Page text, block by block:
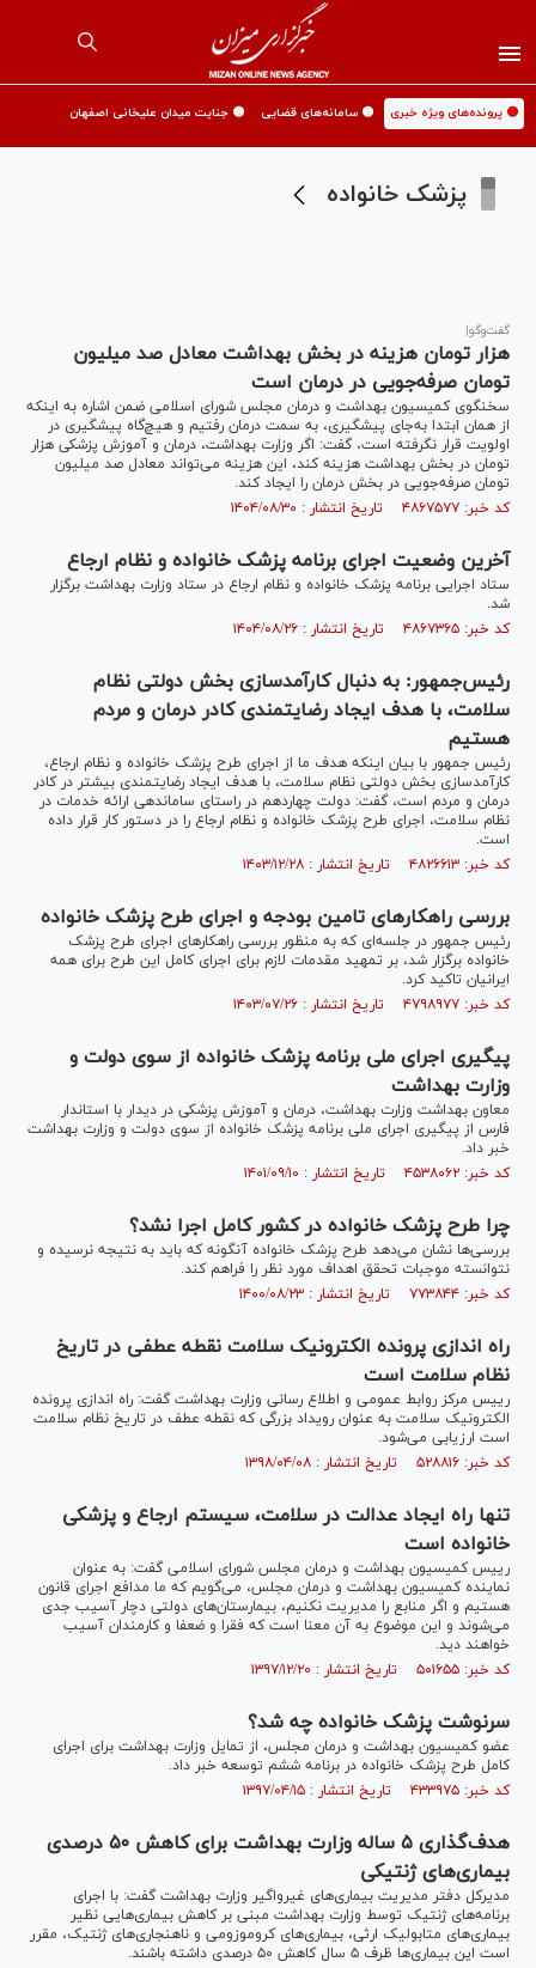
🟡 پرونده‌های ویژه خبری 🟡 سامانه‌های قضایی 🟡 جنایت میدان علیخانی اصفهان
پزشک خانواده
گفت‌وگو|
هزار تومان هزینه در بخش بهداشت معادل صد میلیون
تومان صرفه‌جویی در درمان است
سخنگوی کمیسیون بهداشت و درمان مجلس شورای اسلامی ضمن اشاره به اینکه
از همان ابتدا به‌جای پیشگیری، به سمت درمان رفتیم و هیچ‌گاه پیشگیری در
اولویت قرار نگرفته است، گفت: اگر وزارت بهداشت، درمان و آموزش پزشکی هزار
تومان در بخش بهداشت هزینه کند، این هزینه می‌تواند معادل صد میلیون
تومان صرفه‌جویی در بخش درمان را ایجاد کند.
کد خبر: ۴۸۶۷۵۷۷ تاریخ انتشار : ۱۴۰۴/۰۸/۳۰
آخرین وضعیت اجرای برنامه پزشک خانواده و نظام ارجاع
ستاد اجرایی برنامه پزشک خانواده و نظام ارجاع در ستاد وزارت بهداشت برگزار
شد.
کد خبر: ۴۸۶۷۳۶۵ تاریخ انتشار : ۱۴۰۴/۰۸/۲۶
رئیس‌جمهور: به دنبال کارآمدسازی بخش دولتی نظام
سلامت، با هدف ایجاد رضایتمندی کادر درمان و مردم
هستیم
رئیس جمهور با بیان اینکه هدف ما از اجرای طرح پزشک خانواده و نظام ارجاع،
کارآمدسازی بخش دولتی نظام سلامت، با هدف ایجاد رضایتمندی بیشتر در کادر
درمان و مردم است، گفت: دولت چهاردهم در راستای ساماندهی ارائه خدمات در
نظام سلامت، اجرای طرح پزشک خانواده و نظام ارجاع را در دستور کار قرار داده
است.
کد خبر: ۴۸۲۶۶۱۳ تاریخ انتشار : ۱۴۰۳/۱۲/۲۸
بررسی راهکار‌های تامین بودجه و اجرای طرح پزشک خانواده
رئیس جمهور در جلسه‌ای که به منظور بررسی راهکار‌های اجرای طرح پزشک
خانواده برگزار شد، بر تمهید مقدمات لازم برای اجرای کامل این طرح برای همه
ایرانیان تاکید کرد.
کد خبر: ۴۷۹۸۹۷۷ تاریخ انتشار : ۱۴۰۳/۰۷/۲۶
پیگیری اجرای ملی برنامه پزشک خانواده از سوی دولت و
وزارت بهداشت
معاون بهداشت وزارت بهداشت، درمان و آموزش پزشکی در دیدار با استاندار
فارس از پیگیری اجرای ملی برنامه پزشک خانواده از سوی دولت و وزارت بهداشت
خبر داد.
کد خبر: ۴۵۳۸۰۶۲ تاریخ انتشار : ۱۴۰۱/۰۹/۱۰
چرا طرح پزشک خانواده در کشور کامل اجرا نشد؟
بررسی‌ها نشان می‌دهد طرح پزشک خانواده آنگونه که باید به نتیجه نرسیده و
نتوانسته موجبات تحقق اهداف مورد نظر را فراهم کند.
کد خبر: ۷۷۳۸۴۴ تاریخ انتشار : ۱۴۰۰/۰۸/۲۳
راه اندازی پرونده الکترونیک سلامت نقطه عطفی در تاریخ
نظام سلامت است
رییس مرکز روابط عمومی و اطلاع رسانی وزارت بهداشت گفت: راه اندازی پرونده
الکترونیک سلامت به عنوان رویداد بزرگی که نقطه عطف در تاریخ نظام سلامت
است ارزیابی می‌شود.
کد خبر: ۵۲۸۸۱۶ تاریخ انتشار : ۱۳۹۸/۰۴/۰۸
تنها راه ایجاد عدالت در سلامت، سیستم ارجاع و پزشکی
خانواده است
رییس کمیسیون بهداشت و درمان مجلس شورای اسلامی گفت: به عنوان
نماینده کمیسیون بهداشت و درمان مجلس، می‌گویم که ما مدافع اجرای قانون
هستیم و اگر منابع را مدیریت نکنیم، بیمارستان‌های دولتی دچار آسیب جدی
می‌شوند و این موضوع به آن معنا است که فقرا و ضعفا و کارمندان آسیب
خواهند دید.
کد خبر: ۵۰۱۶۵۵ تاریخ انتشار : ۱۳۹۷/۱۲/۲۰
سرنوشت پزشک خانواده چه شد؟
عضو کمیسیون بهداشت و درمان مجلس، از تمایل وزارت بهداشت برای اجرای
کامل طرح پزشک خانواده در برنامه ششم توسعه خبر داد.
کد خبر: ۴۳۳۹۷۵ تاریخ انتشار : ۱۳۹۷/۰۴/۱۵
هدف‌گذاری ۵ ساله وزارت بهداشت برای کاهش ۵۰ درصدی
بیماری‌های ژنتیکی
مدیرکل دفتر مدیریت بیماری‌های غیرواگیر وزارت بهداشت گفت: با اجرای
برنامه‌های ژنتیک توسط وزارت بهداشت مبنی بر کاهش بیماری‌هایی نظیر
بیماری‌های متابولیک ارثی، بیماری‌های کروموزومی و ناهنجاری‌های ژنتیک، مقرر
است این بیماری‌ها ظرف ۵ سال کاهش ۵۰ درصدی داشته باشند.